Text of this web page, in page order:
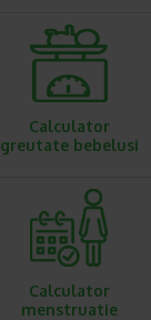
Calculator
greutate bebelusi
Calculator
menstruatie